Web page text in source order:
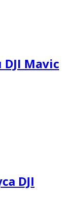
Mavic
DJI